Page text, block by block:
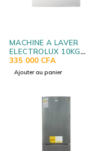
MACHINE A LAVER
ELECTROLUX 10KG
BLANC EW6F512U
335 000 CFA
Ajouter au panier